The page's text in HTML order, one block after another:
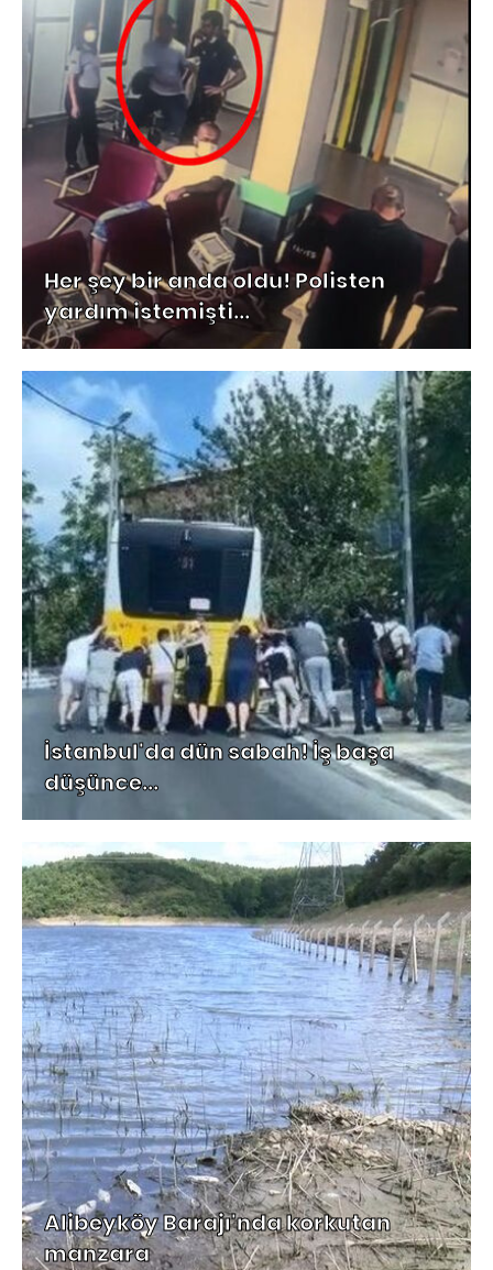
Her şey bir anda oldu! Polisten
yardım istemişti...
İstanbul'da dün sabah! İş başa
düşünce...
Alibeyköy Barajı'nda korkutan
manzara